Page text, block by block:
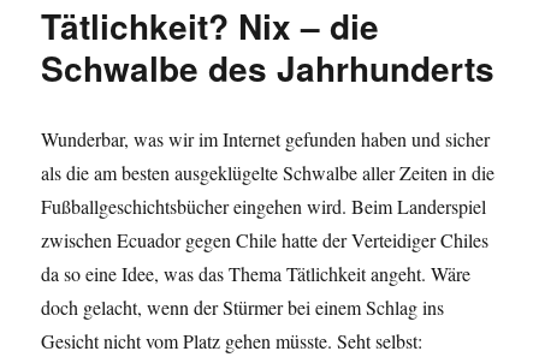
Tätlichkeit? Nix – die
Schwalbe des Jahrhunderts
Wunderbar, was wir im Internet gefunden haben und sicher
als die am besten ausgeklügelte Schwalbe aller Zeiten in die
Fußballgeschichtsbücher eingehen wird. Beim Landerspiel
zwischen Ecuador gegen Chile hatte der Verteidiger Chiles
da so eine Idee, was das Thema Tätlichkeit angeht. Wäre
doch gelacht, wenn der Stürmer bei einem Schlag ins
Gesicht nicht vom Platz gehen müsste. Seht selbst: